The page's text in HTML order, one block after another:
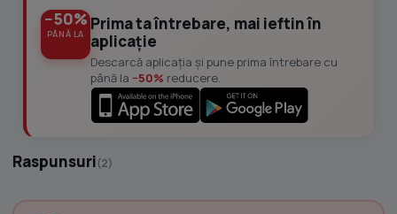
−50%
PÂNĂ LA
Prima ta întrebare, mai ieftin în
aplicație
Descarcă aplicația și pune prima întrebare cu
până la −50% reducere.
Raspunsuri(2)